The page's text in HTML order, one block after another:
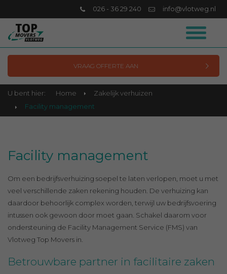
info@vlotweg.nl
026 - 36 29 240
VRAAG OFFERTE AAN
U bent hier: Home
Zakelijk verhuizen
Facility management
Facility management
Om een bedrijfsverhuizing soepel te laten verlopen, moet u met
veel verschillende zaken rekening houden. De verhuizing kan
daardoor behoorlijk complex worden, terwijl uw bedrijfsvoering
intussen ook gewoon door moet gaan. Schakel daarom voor
ondersteuning de Facility Management Service (FMS) van
Vlotweg Top Movers in.
Betrouwbare partner in facilitaire zaken